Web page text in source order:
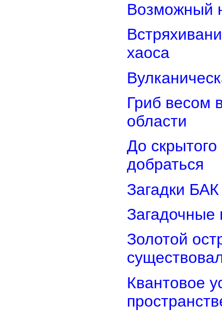
Возможный
хаоса
Гриб весом
области
До
добраться
Загадки
Загадочные
Золотой
Квантовое